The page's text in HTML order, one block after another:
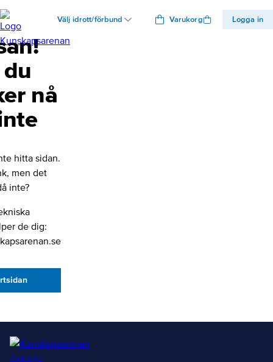
Välj idrott/förbund Varukorg Logga in
nå
hitta sidan.
men det
inte?
de dig: